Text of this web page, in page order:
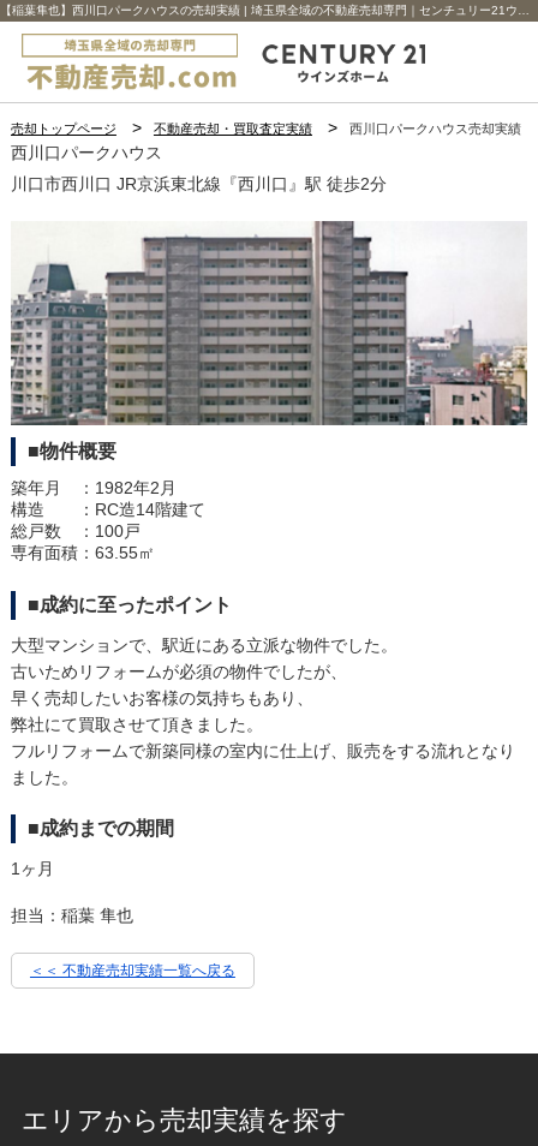
売却トップページ 不動産売却・買取査定実績 西川口パークハウス売却実績
西川口パークハウス
川口市西川口 JR京浜東北線『西川口』駅 徒歩2分
■物件概要
築年月 ：1982年2月
構造 ：RC造14階建て
総戸数 ：100戸
専有面積：63.55㎡
■成約に至ったポイント
大型マンションで、駅近にある立派な物件でした。
古いためリフォームが必須の物件でしたが、
早く売却したいお客様の気持ちもあり、
弊社にて買取させて頂きました。
フルリフォームで新築同様の室内に仕上げ、販売をする流れとなり
ました。
■成約までの期間
1ヶ月
担当：稲葉 隼也
＜＜ 不動産売却実績一覧へ戻る
エリアから売却実績を探す